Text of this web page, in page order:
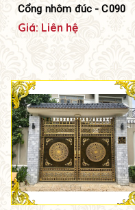
Cổng nhôm đúc - C090
Giá: Liên hệ